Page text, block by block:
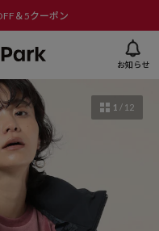
＆5クーポン
お知らせ
1 / 12